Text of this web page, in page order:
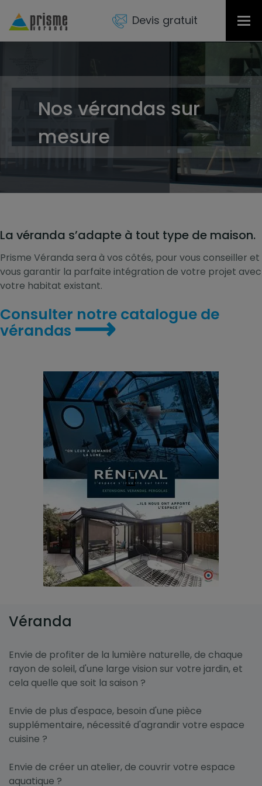
Devis gratuit
Nos vérandas sur
mesure
La véranda s’adapte à tout type de maison.
Prisme Véranda sera à vos côtés, pour vous conseiller et
vous garantir la parfaite intégration de votre projet avec
votre habitat existant.
Consulter notre catalogue de
vérandas ⟶
Véranda
Envie de profiter de la lumière naturelle, de chaque
rayon de soleil, d'une large vision sur votre jardin, et
cela quelle que soit la saison ?
Envie de plus d'espace, besoin d'une pièce
supplémentaire, nécessité d'agrandir votre espace
cuisine ?
Envie de créer un atelier, de couvrir votre espace
aquatique ?